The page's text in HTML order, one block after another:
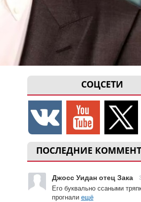
СОЦСЕТИ
ПОСЛЕДНИЕ
Джосс Уидан отец Зака
Его буквально ссаными
прогнали ещё